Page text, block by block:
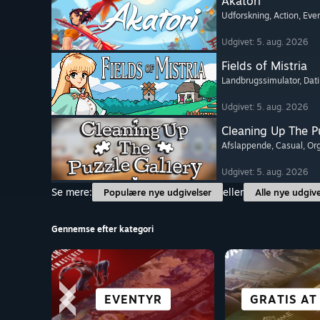
Udforskning, Action,
Udgivet: 5. aug. 2026
Fields of Mistria
Landbrugssimulator,
Udgivet: 5. aug. 2026
Cleaning Up The
Afslappende, Casual ,
Udgivet: 5. aug. 2026
Se mere:
Populære nye udgivelser eller Alle nye
Gennemse efter kategori
EVENTYR GRATIS AT
ACTION GODT PÅ
CO-OP VISUEL
SIMULATION ALLE